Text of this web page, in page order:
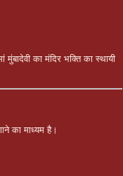
का मंदिर भक्ति का स्थायी
का माध्यम है।